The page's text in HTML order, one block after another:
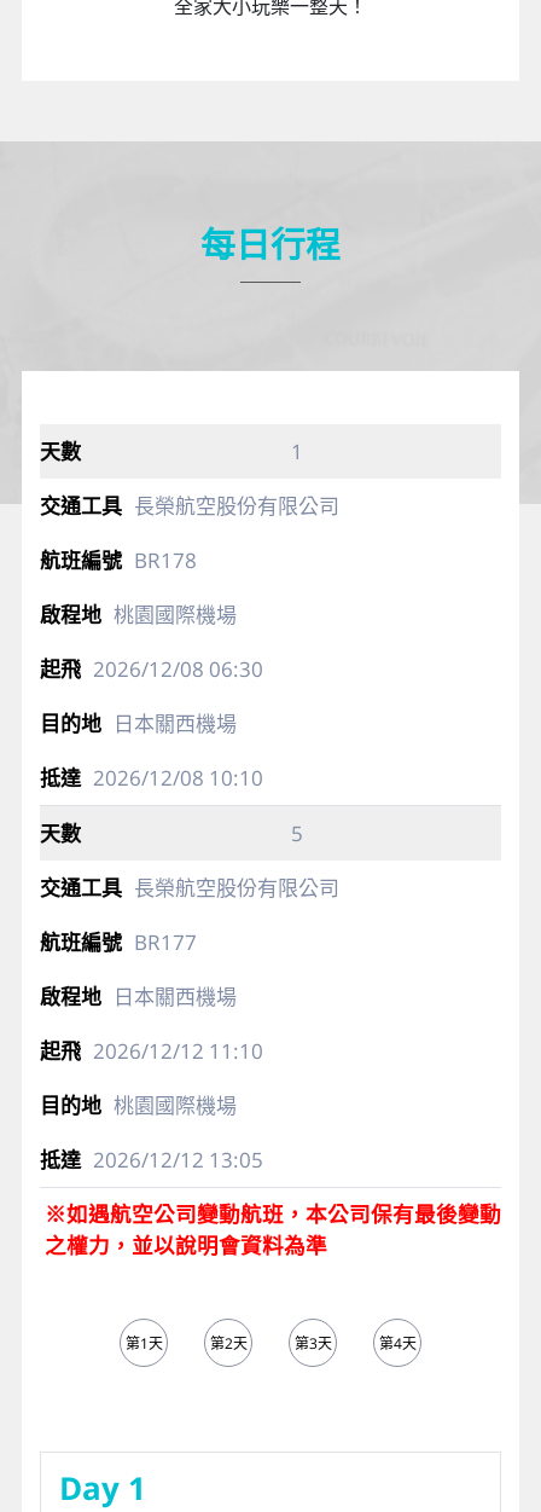
全家大小玩樂一整天！
每日行程
1
長榮航空股份有限公司
BR178
桃園國際機場
2026/12/08 06:30
日本關西機場
2026/12/08 10:10
5
長榮航空股份有限公司
BR177
日本關西機場
2026/12/12 11:10
桃園國際機場
2026/12/12 13:05
※如遇航空公司變動航班，本公司保有最後變動
之權力，並以說明會資料為準
第1天 第2天 第3天 第4天
Day 1